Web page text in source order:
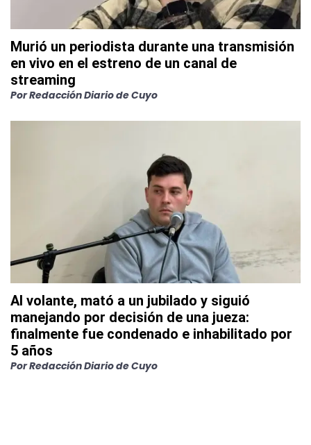
Murió un periodista durante una transmisión
en vivo en el estreno de un canal de
streaming
PorRedacción Diario de Cuyo
Al volante, mató a un jubilado y siguió
manejando por decisión de una jueza:
finalmente fue condenado e inhabilitado por
5 años
PorRedacción Diario de Cuyo